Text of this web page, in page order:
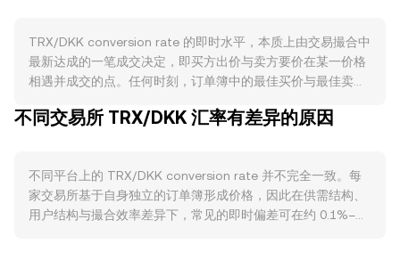
从而在高活跃时期收缩流通量。需求端方面，TRON 在稳定币
转账领域占据较大份额（如 TRC-20 USDT 高频使用）、跨境
结算、链上支付、以及 DeFi 与质押生态（如 JustLend、
获取与部分交互需要 TRX 支付或冻结。宏观层面，TRX 的短
期与本地流动性也会通过法币端影响 TRX/DKK conversion
rate。监管动态同样重要，例如针对 TRON 基金会、发行与代
币性质的监管表态、合规审查或交易平台上下架政策，都会改
TRX/DKK conversion rate 的即时水平，本质上由交易撮合中
最新达成的一笔成交决定，即买方出价与卖方要价在某一价格
相遇并成交的点。任何时刻，订单簿中的最佳买价与最佳卖价
视为参考性的中间价，但真正的价格发现以最近成交为准。在
方式让高成交量市场对综合价格影响更大。将其应用到换算
中，若已知某时刻 TRX/DKK conversion rate，则可用简单算
式完成估值：以 DKK 计价的价值 = TRX 数量 × conversion
不同交易所 TRX/DKK 汇率有差异的原因
不同平台上的 TRX/DKK conversion rate 并不完全一致。每
家交易所基于自身独立的订单簿形成价格，因此在供需结构、
用户结构与撮合效率差异下，常见的即时偏差可在约 0.1%–